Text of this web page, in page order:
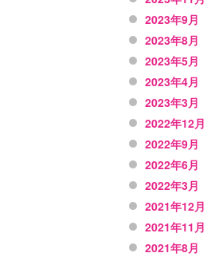
2023年9月
2023年8月
2023年5月
2023年4月
2023年3月
2022年12月
2022年9月
2022年6月
2022年3月
2021年12月
2021年11月
2021年8月